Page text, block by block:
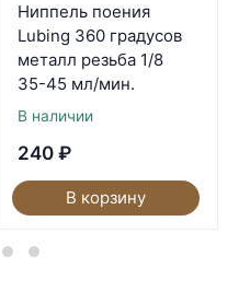
Ниппель поения
Lubing 360 градусов
металл резьба 1/8
35-45 мл/мин.
В наличии
240 ₽
В корзину